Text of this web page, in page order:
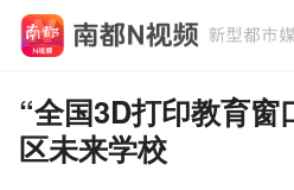
“全国3D打印教育窗
区未来学校